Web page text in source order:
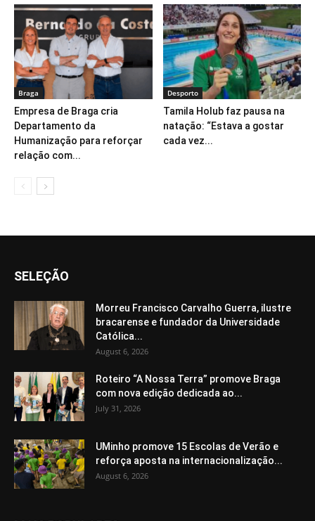
Braga
Empresa de Braga cria
Departamento da
Humanização para reforçar
relação com...
Desporto
Tamila Holub faz pausa na
natação: “Estava a gostar
cada vez...
SELEÇÃO
Morreu Francisco Carvalho Guerra, ilustre
bracarense e fundador da Universidade
Católica...
August 6, 2026
Roteiro “A Nossa Terra” promove Braga
com nova edição dedicada ao...
July 31, 2026
UMinho promove 15 Escolas de Verão e
reforça aposta na internacionalização...
August 6, 2026